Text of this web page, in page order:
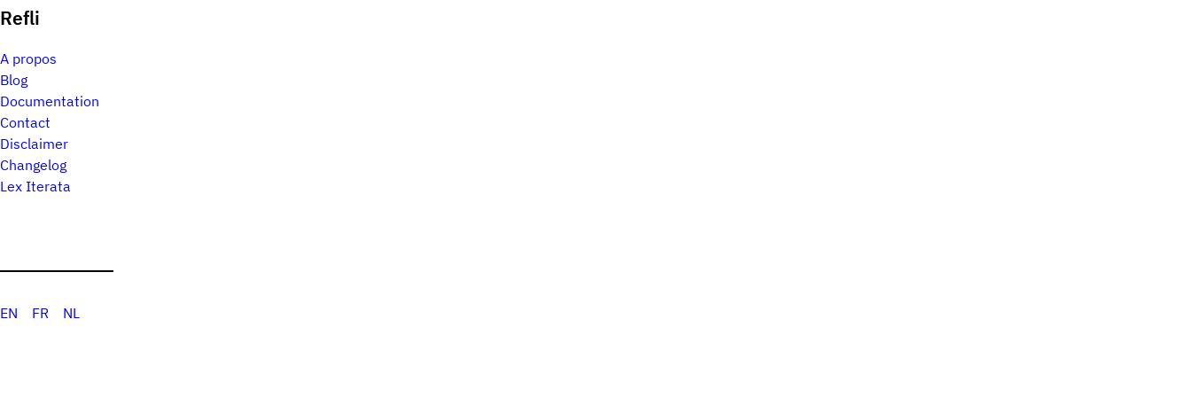
Refli
A propos
Blog
Documentation
Contact
Disclaimer
Changelog
Lex Iterata
EN FR NL